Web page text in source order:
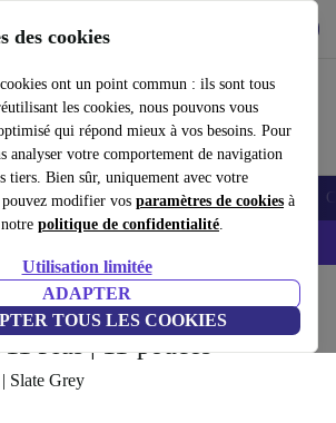
des cookies
ont un point commun : ils sont tous
les cookies, nous pouvons vous
qui répond mieux à vos besoins. Pour
analyser votre comportement de navigation
tiers. Bien sûr, uniquement avec votre
pouvez modifier vos paramètres de cookies à
politique de confidentialité.
Utilisation limitée
ADAPTER
TOUS LES COOKIES
et facilement
Tablettes Montres connectées Accessoires
– Code: IPHONEDEAL -
Plus | 11-pouces
Slate Grey